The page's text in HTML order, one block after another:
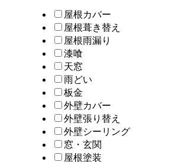
屋根カバー
屋根葺き替え
屋根雨漏り
漆喰
天窓
雨どい
板金
外壁カバー
外壁張り替え
外壁シーリング
窓・玄関
屋根塗装